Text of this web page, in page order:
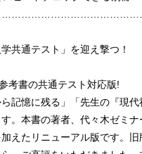
共通テスト」を迎え撃つ！
考書の共通テスト対応版!
ら記憶に残る」「先生の『現
。本書の著者、代々木ゼミ
えたリニューアル版です。